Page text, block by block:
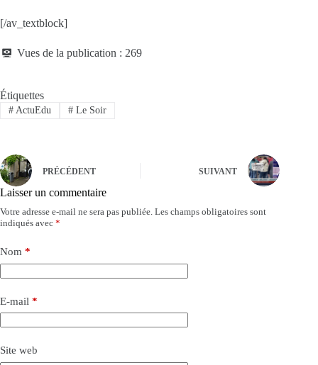
[/av_textblock]
Vues de la publication : 269
Étiquettes
#ActuEdu #Le Soir
PRÉCÉDENT SUIVANT
Laisser un commentaire
Votre adresse e-mail ne sera pas publiée. Les champs obligatoires sont
indiqués avec *
Nom *
E-mail *
Site web